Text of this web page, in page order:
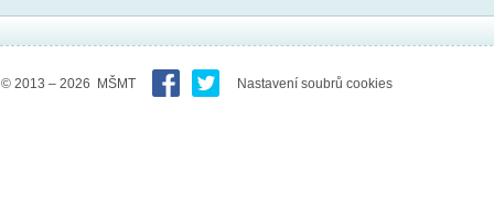
© 2013 – 2026 MŠMT Nastavení soubrů cookies